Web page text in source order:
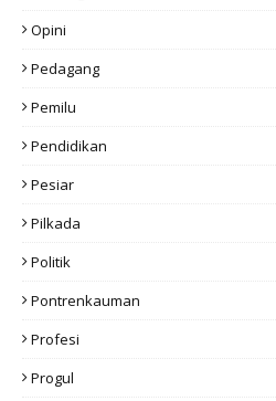
Opini
Pedagang
Pemilu
Pendidikan
Pesiar
Pilkada
Politik
Pontrenkauman
Profesi
Progul